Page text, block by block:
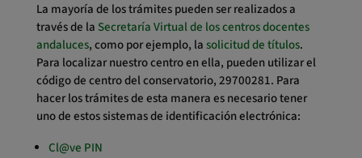
La mayoría de los trámites pueden ser realizados a
través de la Secretaría Virtual de los centros docentes
andaluces, como por ejemplo, la solicitud de títulos.
Para localizar nuestro centro en ella, pueden utilizar el
código de centro del conservatorio, 29700281. Para
hacer los trámites de esta manera es necesario tener
uno de estos sistemas de identificación electrónica:
Cl@ve PIN